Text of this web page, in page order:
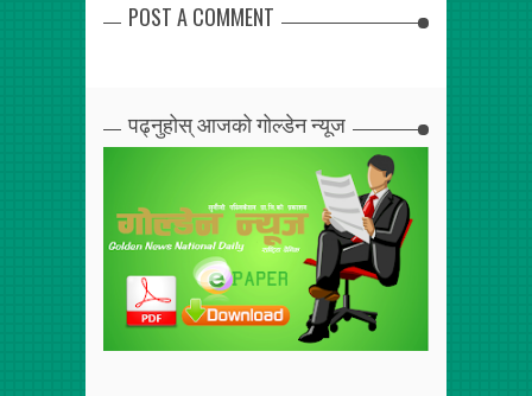
POST A COMMENT
पढ्नुहोस् आजको गोल्डेन न्यूज